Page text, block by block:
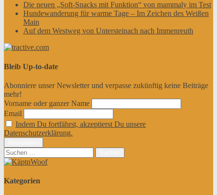
Die neuen „Soft-Snacks mit Funktion“ von mammaly im Test
Hundewanderung für warme Tage – Im Zeichen des Weißen
Main
Auf dem Westweg von Untersteinach nach Immenreuth
Bleib Up-to-date
Abonniere unser Newsletter und verpasse zukünftig keine Beiträge
mehr!
Vorname oder ganzer Name
Email
Indem Du fortfährst, akzeptierst Du unsere
Datenschutzerklärung.
Suchen
nach:
Kategorien